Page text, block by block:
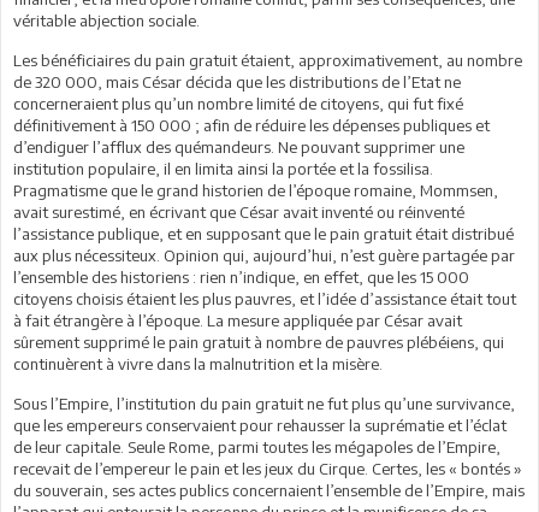
véritable abjection sociale.
Les bénéficiaires du pain gratuit étaient, approximativement, au nombre
de 320 000, mais César décida que les distributions de l’Etat ne
concerneraient plus qu’un nombre limité de citoyens, qui fut fixé
définitivement à 150 000 ; afin de réduire les dépenses publiques et
d’endiguer l’afflux des quémandeurs. Ne pouvant supprimer une
institution populaire, il en limita ainsi la portée et la fossilisa.
Pragmatisme que le grand historien de l’époque romaine, Mommsen,
avait surestimé, en écrivant que César avait inventé ou réinventé
l’assistance publique, et en supposant que le pain gratuit était distribué
aux plus nécessiteux. Opinion qui, aujourd’hui, n’est guère partagée par
l’ensemble des historiens : rien n’indique, en effet, que les 15 000
citoyens choisis étaient les plus pauvres, et l’idée d’assistance était tout
à fait étrangère à l’époque. La mesure appliquée par César avait
sûrement supprimé le pain gratuit à nombre de pauvres plébéiens, qui
continuèrent à vivre dans la malnutrition et la misère.
Sous l’Empire, l’institution du pain gratuit ne fut plus qu’une survivance,
que les empereurs conservaient pour rehausser la suprématie et l’éclat
de leur capitale. Seule Rome, parmi toutes les mégapoles de l’Empire,
recevait de l’empereur le pain et les jeux du Cirque. Certes, les « bontés »
du souverain, ses actes publics concernaient l’ensemble de l’Empire, mais